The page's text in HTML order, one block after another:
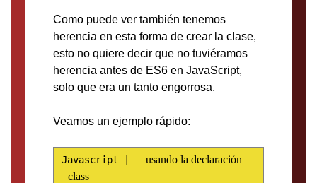
Como puede ver también tenemos
herencia en esta forma de crear la clase,
esto no quiere decir que no tuviéramos
herencia antes de ES6 en JavaScript,
solo que era un tanto engorrosa.
Veamos un ejemplo rápido:
usando la declaración
class